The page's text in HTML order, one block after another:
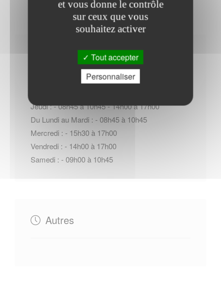
Horaires Mairie
Jeudi : - 08h45 à 10h45 - 14h00 à 17h00
Du Lundi au Mardi : - 08h45 à 10h45
Mercredi : - 15h30 à 17h00
Vendredi : - 14h00 à 17h00
Samedi : - 09h00 à 10h45
Autres
et vous donne le contrôle
sur ceux que vous
souhaitez activer
Tout accepter
Personnaliser